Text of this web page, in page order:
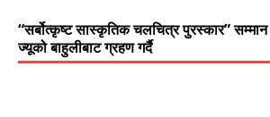
“सर्बोत्कृष्ट सास्कृतिक चलचित्र पुरस्कार” सम्मान
ज्यूको बाहुलीबाट ग्रहण गर्दै